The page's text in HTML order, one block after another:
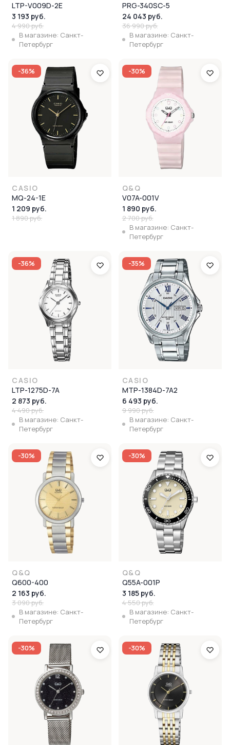
LTP-V009D-2E
3 193 руб.
4 990 руб.
В магазине: Санкт-
Петербург
PRG-340SC-5
24 043 руб.
36 990 руб.
В магазине: Санкт-
Петербург
-36%
CASIO
MQ-24-1E
1 209 руб.
1 890 руб.
-30%
Q&Q
V07A-001V
1 890 руб.
2 700 руб.
В магазине: Санкт-
Петербург
-36%
CASIO
LTP-1275D-7A
2 873 руб.
4 490 руб.
В магазине: Санкт-
Петербург
-35%
CASIO
MTP-1384D-7A2
6 493 руб.
9 990 руб.
В магазине: Санкт-
Петербург
-30%
Q&Q
Q600-400
2 163 руб.
3 090 руб.
В магазине: Санкт-
Петербург
-30%
Q&Q
Q55A-001P
3 185 руб.
4 550 руб.
В магазине: Санкт-
Петербург
-30% -30%